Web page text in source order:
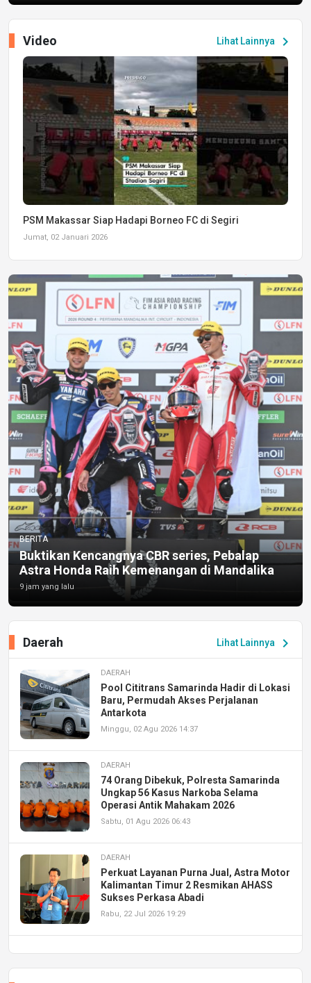
Lihat Lainnya chevron_right
Video
PSM Makassar Siap Hadapi Borneo FC di Segiri
Jumat, 02 Januari 2026
BERITA
Buktikan Kencangnya CBR series, Pebalap
Astra Honda Raih Kemenangan di Mandalika
9 jam yang lalu
Lihat Lainnya chevron_right
Daerah
DAERAH
Pool Cititrans Samarinda Hadir di Lokasi
Baru, Permudah Akses Perjalanan
Antarkota
Minggu, 02 Agu 2026 14:37
DAERAH
74 Orang Dibekuk, Polresta Samarinda
Ungkap 56 Kasus Narkoba Selama
Operasi Antik Mahakam 2026
Sabtu, 01 Agu 2026 06:43
DAERAH
Perkuat Layanan Purna Jual, Astra Motor
Kalimantan Timur 2 Resmikan AHASS
Sukses Perkasa Abadi
Rabu, 22 Jul 2026 19:29